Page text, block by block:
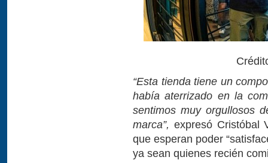
“Esta tienda tiene un
había aterrizado en la
sentimos muy orgullosos
marca”, expresó Cristóbal
que esperan poder
ya sean quienes recién